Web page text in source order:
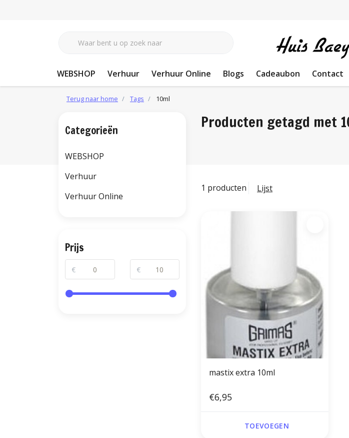
WEBSHOP Verhuur Verhuur Online Blogs Cadeaubon Contact
Terug naar home Tags 10ml
Producten getagd met
1 producten Lijst
mastix extra 10ml
€6,95
TOEVOEGEN
Categorieën
WEBSHOP
Verhuur
Verhuur Online
Prijs
€ €